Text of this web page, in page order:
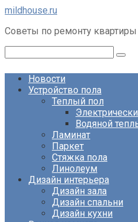
Перейти
контенту
mildhouse.ru
Советы по ремонту
Новости
Устройство пола
Теплый пол
Водяной
Ламинат
Паркет
Стяжка пола
Линолеум
Дизайн интерьера
Дизайн зала
Дизайн спальни
Дизайн кухни